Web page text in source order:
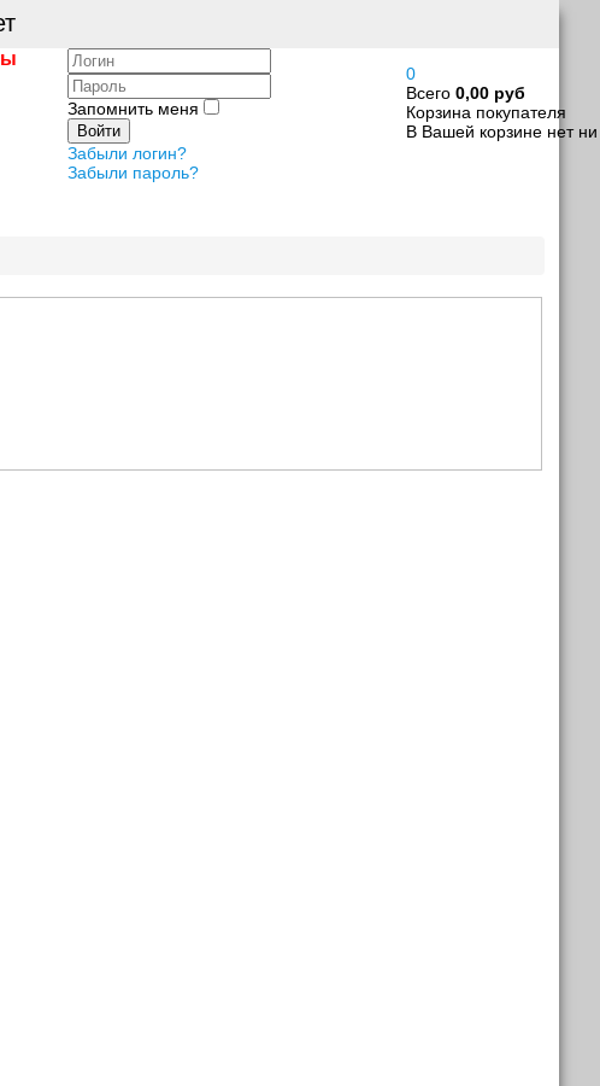
0
Всего 0,00 руб
Корзина покупателя
В Вашей корзине нет ни
Логин
Пароль
Запомнить меня
Войти
Забыли логин?
Забыли пароль?